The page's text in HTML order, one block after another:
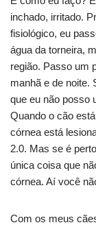
inchado, irritado.
fisiológico, eu
água da torneira,
região. Passo um
manhã e de noite.
que eu não posso
Quando o cão
córnea está
2.0. Mas se é
única coisa que
córnea. Aí você
Com os meus